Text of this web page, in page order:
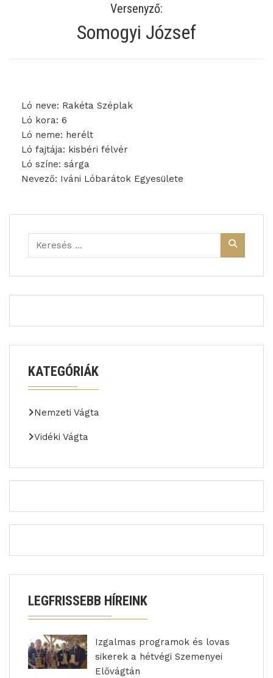
Versenyző:
Somogyi József
Ló neve: Rakéta Széplak
Ló kora: 6
Ló neme: herélt
Ló fajtája: kisbéri félvér
Ló színe: sárga
Nevező: Iváni Lóbarátok Egyesülete
KATEGÓRIÁK
Nemzeti Vágta
Vidéki Vágta
LEGFRISSEBB HÍREINK
Izgalmas programok és lovas
sikerek a hétvégi Szemenyei
Elővágtán